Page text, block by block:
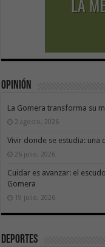
Opinión
La Gomera transforma su
2 agosto, 2026
Vivir donde se estudia: una
26 julio, 2026
Cuidar es avanzar: el
Gomera
19 julio, 2026
Deportes